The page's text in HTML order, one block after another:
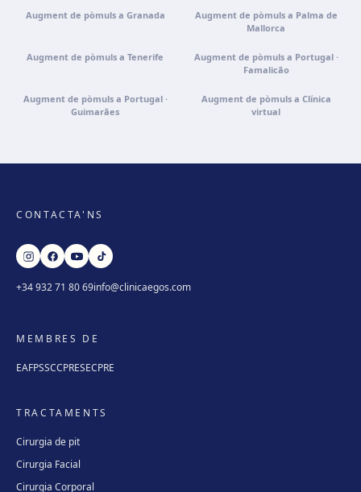
Augment de pòmuls a Granada
Augment de pòmuls a Palma de
Mallorca
Augment de pòmuls a Tenerife
Augment de pòmuls a Portugal ·
Famalicão
Augment de pòmuls a Portugal ·
Guimarães
Augment de pòmuls a Clínica
virtual
CONTACTA'NS
+34 932 71 80 69info@clinicaegos.com
MEMBRES DE
EAFPSSCCPRESECPRE
TRACTAMENTS
Cirurgia de pit
Cirurgia Facial
Cirurgia Corporal